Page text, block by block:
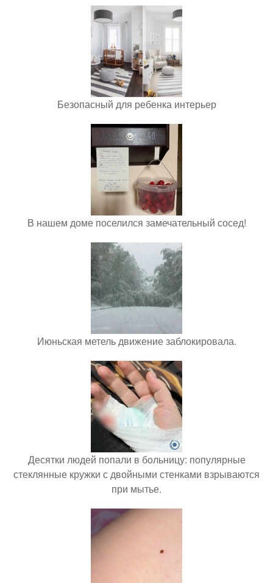
Безопасный для ребенка интерьер
В нашем доме поселился замечательный сосед!
Июньская метель движение заблокировала.
Десятки людей попали в больницу: популярные
стеклянные кружки с двойными стенками взрываются
при мытье.